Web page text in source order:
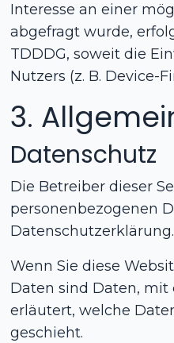
Interesse an einer
abgefragt wurde,
TDDDG, soweit die
Nutzers (z. B. Device-
3.
Datenschutz
Die Betreiber dieser
personenbezogenen
Datenschutzerklärung.
Wenn Sie diese
Daten sind Daten,
erläutert, welche
geschieht.